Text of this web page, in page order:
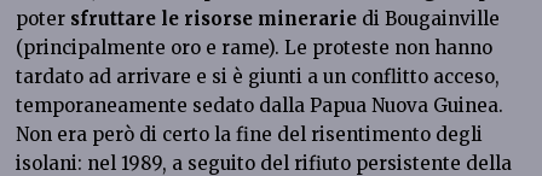
poter sfruttare le risorse minerarie di Bougainville
(principalmente oro e rame). Le proteste non hanno
tardato ad arrivare e si è giunti a un conflitto acceso,
temporaneamente sedato dalla Papua Nuova Guinea.
Non era però di certo la fine del risentimento degli
isolani: nel 1989, a seguito del rifiuto persistente della